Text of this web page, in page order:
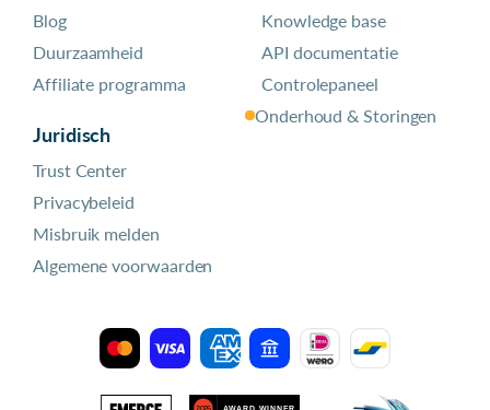
Blog
Duurzaamheid
Affiliate programma
Juridisch
Trust Center
Privacybeleid
Misbruik melden
Algemene voorwaarden
Knowledge base
API documentatie
Controlepaneel
Onderhoud & Storingen